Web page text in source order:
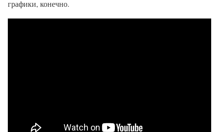
графики, конечно.